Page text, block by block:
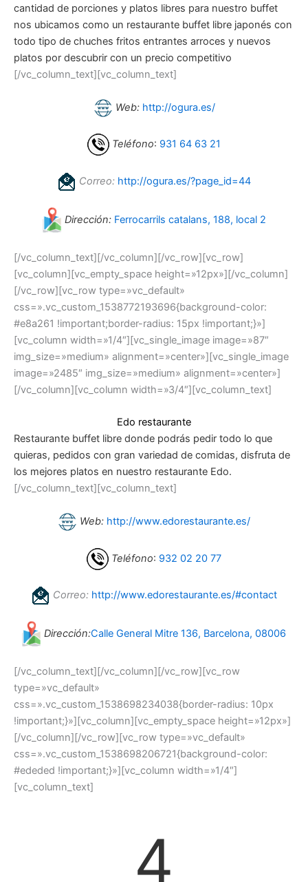
cantidad de porciones y platos libres para nuestro buffet
nos ubicamos como un restaurante buffet libre japonés con
todo tipo de chuches fritos entrantes arroces y nuevos
platos por descubrir con un precio competitivo
[/vc_column_text][vc_column_text]
Web: http://ogura.es/
Teléfono: 931 64 63 21
Correo: http://ogura.es/?page_id=44
Dirección: Ferrocarrils catalans, 188, local 2
[/vc_column_text][/vc_column][/vc_row][vc_row]
[vc_column][vc_empty_space height=»12px»][/vc_column]
[/vc_row][vc_row type=»vc_default»
css=».vc_custom_1538772193696{background-color:
#e8a261 !important;border-radius: 15px !important;}»]
[vc_column width=»1/4″][vc_single_image image=»87″
img_size=»medium» alignment=»center»][vc_single_image
image=»2485″ img_size=»medium» alignment=»center»]
[/vc_column][vc_column width=»3/4″][vc_column_text]
Edo restaurante
Restaurante buffet libre donde podrás pedir todo lo que
quieras, pedidos con gran variedad de comidas, disfruta de
los mejores platos en nuestro restaurante Edo.
[/vc_column_text][vc_column_text]
Web: http://www.edorestaurante.es/
Teléfono: 932 02 20 77
Correo: http://www.edorestaurante.es/#contact
Dirección:Calle General Mitre 136, Barcelona, 08006
[/vc_column_text][/vc_column][/vc_row][vc_row
type=»vc_default»
css=».vc_custom_1538698234038{border-radius: 10px
!important;}»][vc_column][vc_empty_space height=»12px»]
[/vc_column][/vc_row][vc_row type=»vc_default»
css=».vc_custom_1538698206721{background-color:
#ededed !important;}»][vc_column width=»1/4″]
[vc_column_text]
4